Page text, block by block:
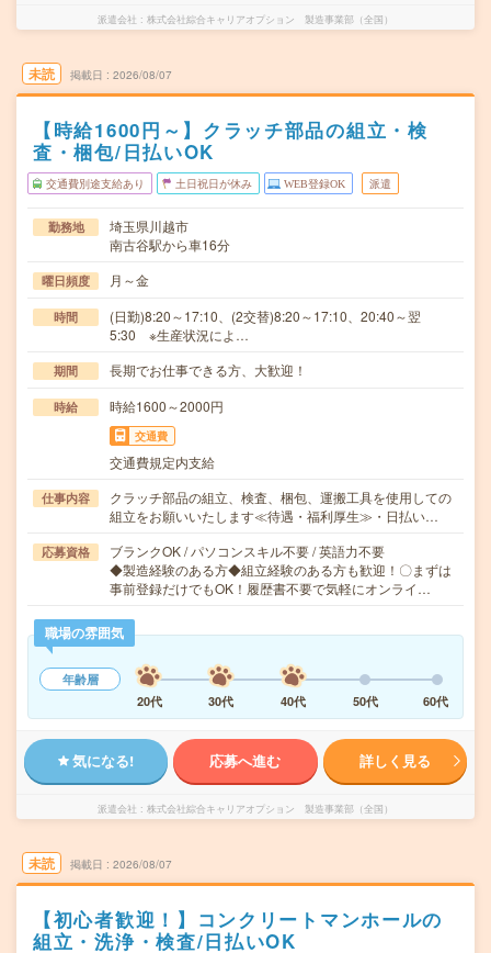
派遣会社 株式会社綜合キャリアオプション 製造事業部（全国）
未読 掲載日 2026/08/07
【時給1600円～】クラッチ部品の組立・検
査・梱包/日払いOK
交通費別途支給あり 土日祝日が休み WEB登録OK 派遣
勤務地
埼玉県川越市
南古谷駅から車16分
曜日頻度 月～金
時間
(日勤)8:20～17:10、(2交替)8:20～17:10、20:40～翌
5:30 ※生産状況によ…
期間 長期でお仕事できる方、大歓迎！
時給 時給1600～2000円
交通費
交通費規定内支給
仕事内容
クラッチ部品の組立、検査、梱包、運搬工具を使用しての
組立をお願いいたします≪待遇・福利厚生≫・日払い…
応募資格
ブランクOK / パソコンスキル不要 / 英語力不要
◆製造経験のある方◆組立経験のある方も歓迎！〇まずは
事前登録だけでもOK！履歴書不要で気軽にオンライ…
職場の雰囲気
年齢層
20代
30代 40代 50代 60代
気になる! 応募へ進む 詳しく見る
派遣会社 株式会社綜合キャリアオプション 製造事業部（全国）
未読 掲載日 2026/08/07
【初心者歓迎！】コンクリートマンホールの
組立・洗浄・検査/日払いOK